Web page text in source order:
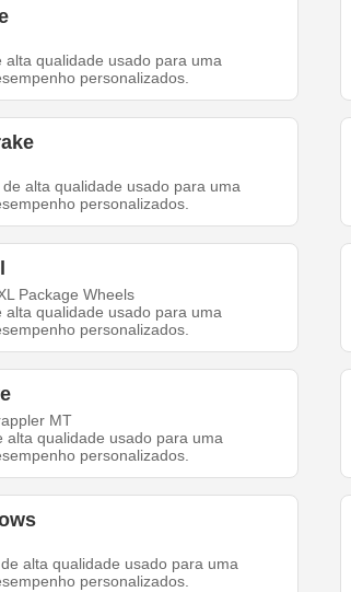
alta qualidade usado para uma
personalizados.
alta qualidade usado para uma
personalizados.
Package Wheels
alta qualidade usado para uma
personalizados.
MT
alta qualidade usado para uma
personalizados.
alta qualidade usado para uma
personalizados.